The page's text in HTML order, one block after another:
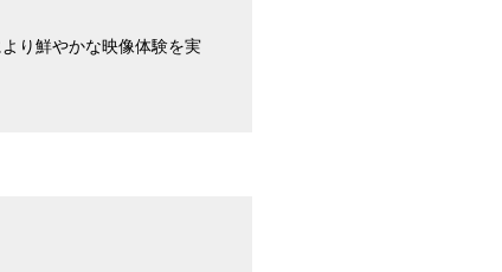
り鮮やかな映像体験を実